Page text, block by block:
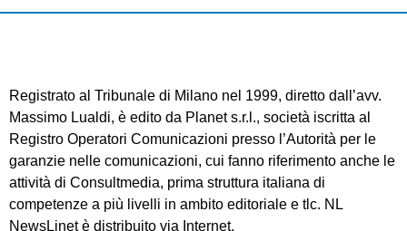
Registrato al Tribunale di Milano nel 1999, diretto dall’avv.
Massimo Lualdi, è edito da Planet s.r.l., società iscritta al
Registro Operatori Comunicazioni presso l’Autorità per le
garanzie nelle comunicazioni, cui fanno riferimento anche le
attività di Consultmedia, prima struttura italiana di
competenze a più livelli in ambito editoriale e tlc. NL
NewsLinet è distribuito via Internet.